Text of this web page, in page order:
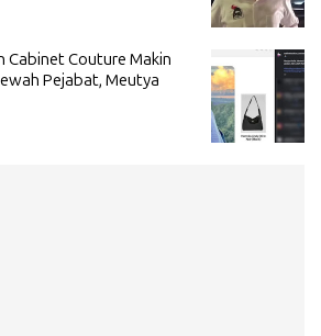
Cabinet Couture Makin
Pejabat, Meutya